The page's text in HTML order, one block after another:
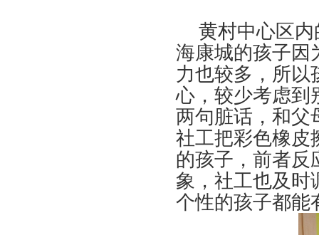
黄村中心区内
海康城的孩子因
力也较多，所以
心，较少考虑到
两句脏话，和父
社工把彩色橡皮
的孩子，前者反
象，社工也及时
个性的孩子都能